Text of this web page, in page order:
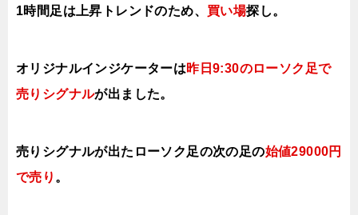
1時間足は上昇トレンドのため、 買い場探し。
オリジナルインジケーターは昨日9:30のローソク足で
売りシグナルが出ました。
売りシグナルが出たローソク足の次の足の始値29000円
で売り 。